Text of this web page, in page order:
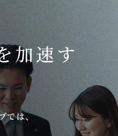
加速す
では、